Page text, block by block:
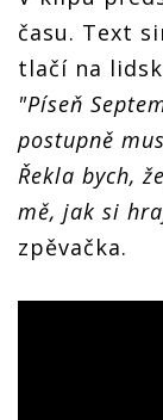
času. Text
tlačí na
"Píseň
postupně
Řekla bych,
mě, jak si
zpěvačka.